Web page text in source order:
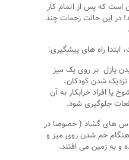
است که پس از اتمام کار
در این حالت زحمات چند
راه های پیشگیری:
پازل بر روی یک میز
شدن کودکان،
افراد خرابکار به آن
جلوگیری شود.
های گشاد ( خصوصا در
خم شدن روی میز و
به زمین می افتند.